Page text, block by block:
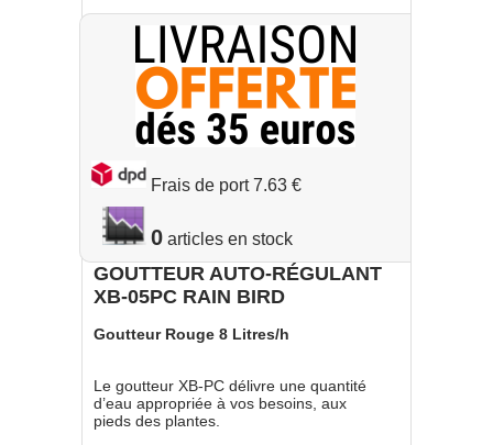
Frais de port 7.63 €
0
GOUTTEUR AUTO-RÉGULANT
XB-05PC RAIN BIRD
Goutteur Rouge 8 Litres/h
Le goutteur XB-PC délivre une quantité
d’eau appropriée à vos besoins, aux
pieds des plantes.